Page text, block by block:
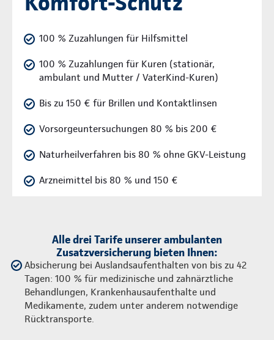
100 % Zuzahlungen für Hilfsmittel
100 % Zuzahlungen für Kuren (stationär,
ambulant und Mutter / VaterKind-Kuren)
Bis zu 150 € für Brillen und Kontaktlinsen
Vorsorgeuntersuchungen 80 % bis 200 €
Naturheilverfahren bis 80 % ohne GKV-Leistung
Arzneimittel bis 80 % und 150 €
Alle drei Tarife unserer ambulanten
Zusatzversicherung bieten Ihnen:
Absicherung bei Auslandsaufenthalten von bis zu 42
Tagen: 100 % für medizinische und zahnärztliche
Behandlungen, Krankenhausaufenthalte und
Medikamente, zudem unter anderem notwendige
Rücktransporte.